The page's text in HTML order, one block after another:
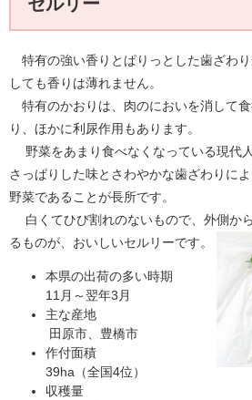
特有の強い香りとぱりっとした歯ざわ
しても香りは薄れません。
特有のかおりは、肉のにおいを消して
り、ほかに利尿作用もあります。
野菜をあまり食べなくなっている現代
さっぱりした味とさわやかな歯ざわりに
野菜であることが長所です。
白くてひび割れのないもので、外側か
るものが、おいしいセルリーです。​
本県の出荷の多い時期
11月～翌年3月
主な産地
田原市、豊橋市
作付面積
39ha（全国4位）
収穫量